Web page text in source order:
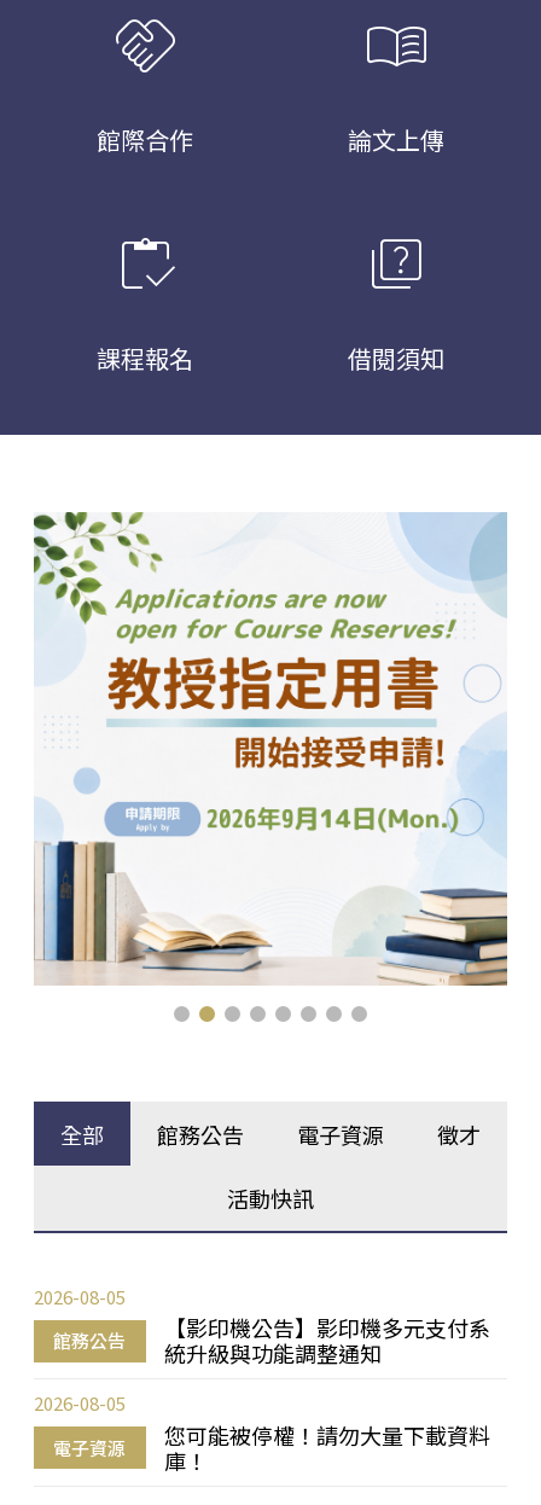
handshake
館際合作
menu_book
論文上傳
inventory
課程報名
quiz
借閱須知
全部 館務公告 電子資源 徵才
活動快訊
館務公告
【影印機公告】影印機多元支付系
統升級與功能調整通知
2026-08-05
電子資源
您可能被停權！請勿大量下載資料
庫！
2026-08-05